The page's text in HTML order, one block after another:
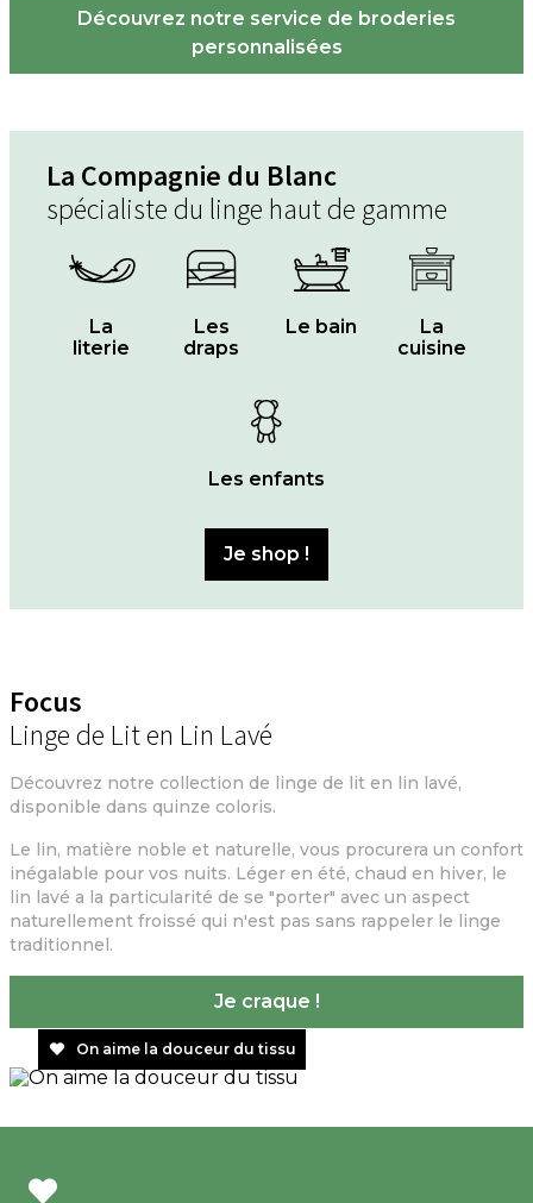
Découvrez notre service de broderies
personnalisées
La Compagnie du Blanc
spécialiste du linge haut de gamme
La
literie
Les
draps
Le bain
La
cuisine
Les enfants
Je shop !
Focus
Linge de Lit en Lin Lavé
Découvrez notre collection de linge de lit en lin lavé,
disponible dans quinze coloris.
Le lin, matière noble et naturelle, vous procurera un confort
inégalable pour vos nuits. Léger en été, chaud en hiver, le
lin lavé a la particularité de se "porter" avec un aspect
naturellement froissé qui n'est pas sans rappeler le linge
traditionnel.
Je craque !
On aime la douceur du tissu